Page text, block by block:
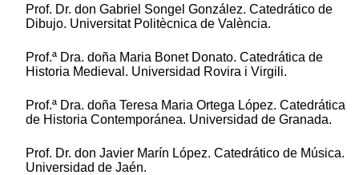
Prof. Dr. don Gabriel Songel González. Catedrático de
Dibujo. Universitat Politècnica de València.
Prof.ª Dra. doña Maria Bonet Donato. Catedrática de
Historia Medieval. Universidad Rovira i Virgili.
Prof.ª Dra. doña Teresa Maria Ortega López. Catedrática
de Historia Contemporánea. Universidad de Granada.
Prof. Dr. don Javier Marín López. Catedrático de Música.
Universidad de Jaén.